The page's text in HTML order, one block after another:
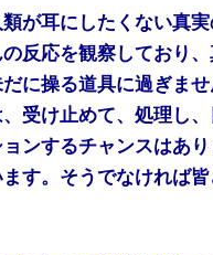
が耳にしたくない真
反応を観察しており
に操る道具に過ぎま
受け止めて、処理し
ンするチャンスはあ
す。そうでなければ